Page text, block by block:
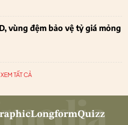
vùng đệm bảo vệ tỷ giá mỏng
XEM TẤT CẢ
LongformQuizz